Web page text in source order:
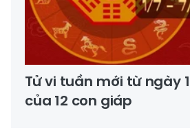
Tử vi tuần mới từ ngày
của 12 con giáp